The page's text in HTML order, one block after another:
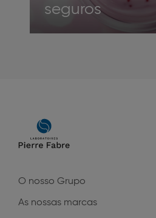
seguros
Main
navigation
O nosso Grupo
As nossas marcas